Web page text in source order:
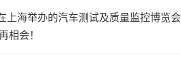
海举办的汽车测试及质量监控博览
相会！